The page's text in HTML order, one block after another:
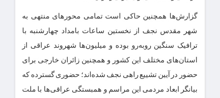
گزارش‌ها همچنین حاکی است تمامی محورهای منتهی به
شهر مقدس نجف از نخستین ساعات بامداد چهارشنبه با
ترافیک سنگین روبه‌رو بوده و میلیون‌ها شهروند عراقی از
استان‌های مختلف این کشور و همچنین زائران خارجی برای
حضور در آیین تشییع راهی نجف شده‌اند؛ حضوری گسترده که
بیانگر ابعاد مردمی این مراسم و همبستگی عراقی‌ها با ملت